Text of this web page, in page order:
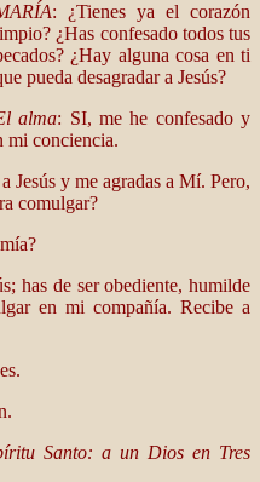
: ¿Tienes ya el corazón
¿Has confesado todos tus
¿Hay alguna cosa en ti
pueda desagradar a Jesús?
alma: SI, me he confesado y
mi conciencia.
Jesús y me agradas a Mí. Pero,
comulgar?
has de ser obediente, humilde
en mi compañía. Recibe a
Santo: a un Dios en Tres